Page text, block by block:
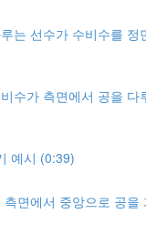
는 선수가 수비수를 정
수가 측면에서 공을 다
예시 (0:39)
측면에서 중앙으로 공을